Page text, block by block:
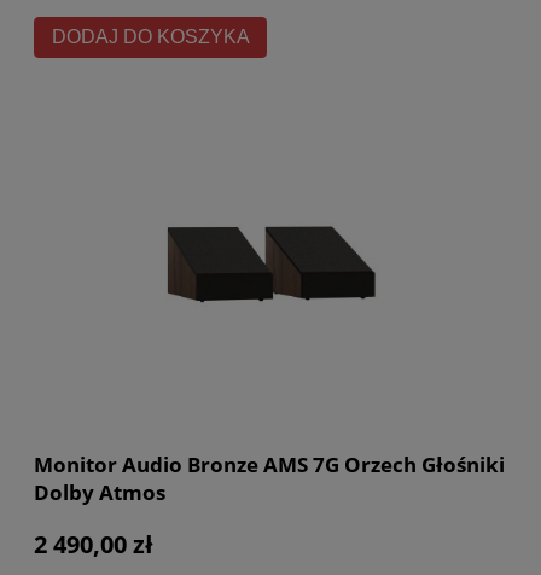
DODAJ DO KOSZYKA
Monitor Audio Bronze AMS 7G Orzech Głośniki
Dolby Atmos
2 490,00 zł